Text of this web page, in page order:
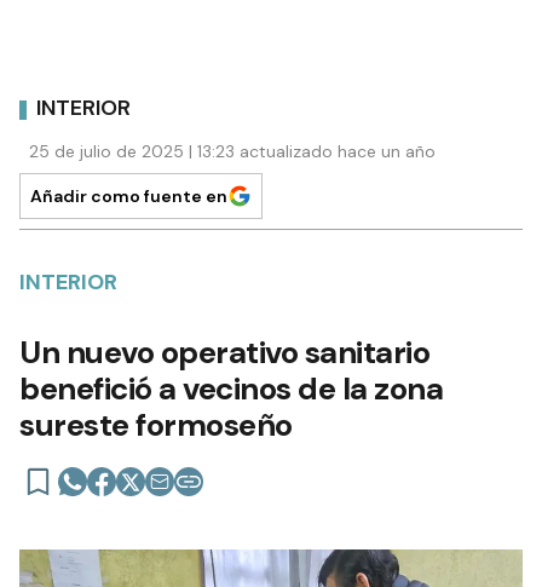
INTERIOR
25 de julio de 2025 | 13:23 actualizado hace un año
Añadir como fuente en
INTERIOR
Un nuevo operativo sanitario
benefició a vecinos de la zona
sureste formoseño